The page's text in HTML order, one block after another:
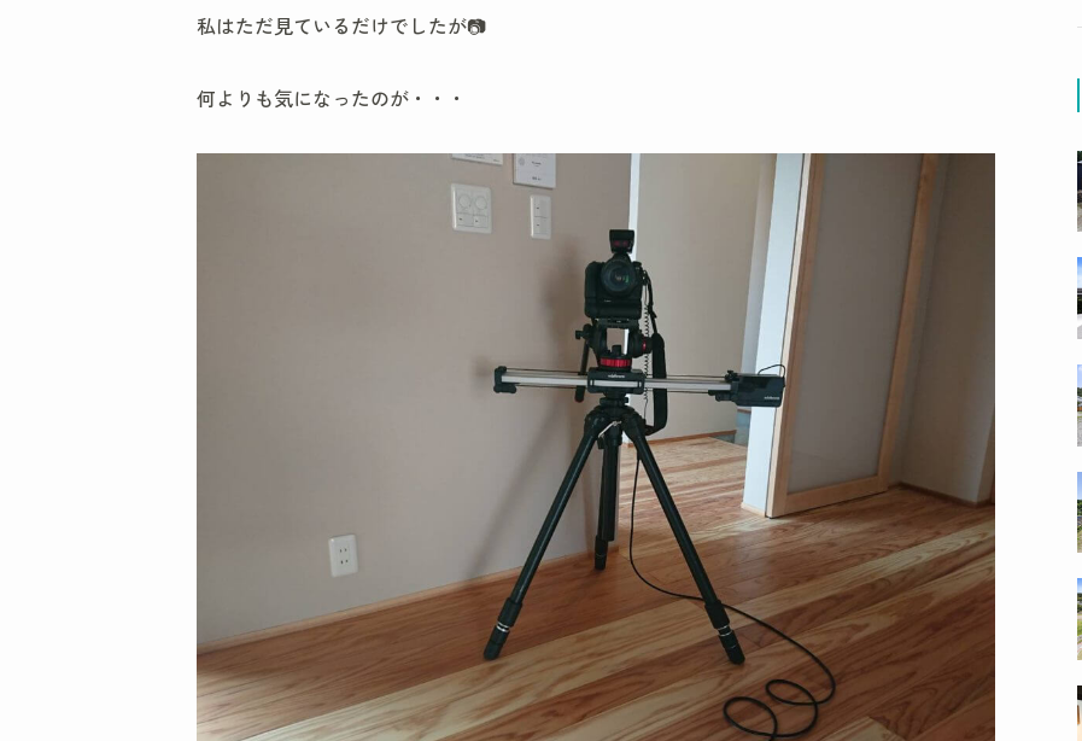
私はただ見ているだけでしたが📷
何よりも気になったのが・・・